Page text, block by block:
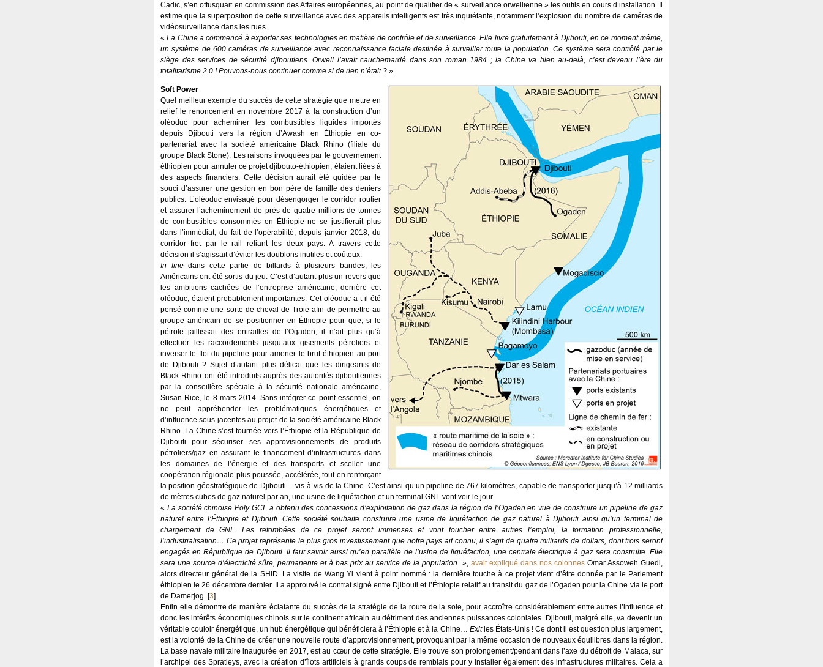
Cadic, s’en offusquait en commission des Affaires européennes, au point de qualifier de « surveillance orwellienne » les outils en cours d’installation. Il
estime que la superposition de cette surveillance avec des appareils intelligents est très inquiétante, notamment l’explosion du nombre de caméras de
vidéosurveillance dans les rues.
«La Chine a commencé à exporter ses technologies en matière de contrôle et de surveillance. Elle livre gratuitement à Djibouti, en ce moment même,
un système de 600 caméras de surveillance avec reconnaissance faciale destinée à surveiller toute la population. Ce système sera contrôlé par le
siège des services de sécurité djiboutiens. Orwell l’avait cauchemardé dans son roman 1984 ; la Chine va bien au-delà, c’est devenu l’ère du
totalitarisme 2.0 ! Pouvons-nous continuer comme si de rien n’était ? ».
Soft Power
Quel meilleur exemple du succès de cette stratégie que mettre en
relief le renoncement en novembre 2017 à la construction d’un
oléoduc pour acheminer les combustibles liquides importés
depuis Djibouti vers la région d’Awash en Éthiopie en co-
partenariat avec la société américaine Black Rhino (filiale du
groupe Black Stone). Les raisons invoquées par le gouvernement
éthiopien pour annuler ce projet djibouto-éthiopien, étaient liées à
des aspects financiers. Cette décision aurait été guidée par le
souci d’assurer une gestion en bon père de famille des deniers
publics. L’oléoduc envisagé pour désengorger le corridor routier
et assurer l’acheminement de près de quatre millions de tonnes
de combustibles consommés en Éthiopie ne se justifierait plus
dans l’immédiat, du fait de l’opérabilité, depuis janvier 2018, du
corridor fret par le rail reliant les deux pays. A travers cette
décision il s’agissait d’éviter les doublons inutiles et coûteux.
In finedans cette partie de billards à plusieurs bandes, les
Américains ont été sortis du jeu. C’est d’autant plus un revers que
les ambitions cachées de l’entreprise américaine, derrière cet
oléoduc, étaient probablement importantes. Cet oléoduc a-t-il été
pensé comme une sorte de cheval de Troie afin de permettre au
groupe américain de se positionner en Éthiopie pour que, si le
pétrole jaillissait des entrailles de l’Ogaden, il n’ait plus qu’à
effectuer les raccordements jusqu’aux gisements pétroliers et
inverser le flot du pipeline pour amener le brut éthiopien au port
de Djibouti ? Sujet d’autant plus délicat que les dirigeants de
Black Rhino ont été introduits auprès des autorités djiboutiennes
par la conseillère spéciale à la sécurité nationale américaine,
Susan Rice, le 8 mars 2014. Sans intégrer ce point essentiel, on
ne peut appréhender les problématiques énergétiques et
d’influence sous-jacentes au projet de la société américaine Black
Rhino. La Chine s’est tournée vers l’Éthiopie et la République de
Djibouti pour sécuriser ses approvisionnements de produits
pétroliers/gaz en assurant le financement d’infrastructures dans
les domaines de l’énergie et des transports et sceller une
coopération régionale plus poussée, accélérée, tout en renforçant
la position géostratégique de Djibouti… vis-à-vis de la Chine. C’est ainsi qu’un pipeline de 767 kilomètres, capable de transporter jusqu’à 12 milliards
de mètres cubes de gaz naturel par an, une usine de liquéfaction et un terminal GNL vont voir le jour.
« La société chinoise Poly GCL a obtenu des concessions d’exploitation de gaz dans la région de l’Ogaden en vue de construire un pipeline de gaz
naturel entre l’Éthiopie et Djibouti. Cette société souhaite construire une usine de liquéfaction de gaz naturel à Djibouti ainsi qu’un terminal de
chargement de GNL. Les retombées de ce projet seront immenses et vont toucher entre autres l’emploi, la formation professionnelle,
l’industrialisation… Ce projet représente le plus gros investissement que notre pays ait connu, il s’agit de quatre milliards de dollars, dont trois seront
engagés en République de Djibouti. Il faut savoir aussi qu’en parallèle de l’usine de liquéfaction, une centrale électrique à gaz sera construite. Elle
sera une source d’électricité sûre, permanente et à bas prix au service de la population
», avait expliqué dans nos colonnes Omar Assoweh Guedi,
alors directeur général de la SHID. La visite de Wang Yi vient à point nommé : la dernière touche à ce projet vient d’être donnée par le Parlement
éthiopien le 26 décembre dernier. Il a approuvé le contrat signé entre Djibouti et l’Éthiopie relatif au transit du gaz de l’Ogaden pour la Chine via le port
de Damerjog. [3].
Enfin elle démontre de manière éclatante du succès de la stratégie de la route de la soie, pour accroître considérablement entre autres l’influence et
donc les intérêts économiques chinois sur le continent africain au détriment des anciennes puissances coloniales. Djibouti, malgré elle, va devenir un
véritable couloir énergétique, un hub énergétique qui bénéficiera à l’Éthiopie et à la Chine… Exitles États-Unis ! Ce dont il est question plus largement,
est la volonté de la Chine de créer une nouvelle route d’approvisionnement, provoquant par la même occasion de nouveaux équilibres dans la région.
La base navale militaire inaugurée en 2017, est au cœur de cette stratégie. Elle trouve son prolongement/pendant dans l’axe du détroit de Malaca, sur
l’archipel des Spratleys, avec la création d’îlots artificiels à grands coups de remblais pour y installer également des infrastructures militaires. Cela a